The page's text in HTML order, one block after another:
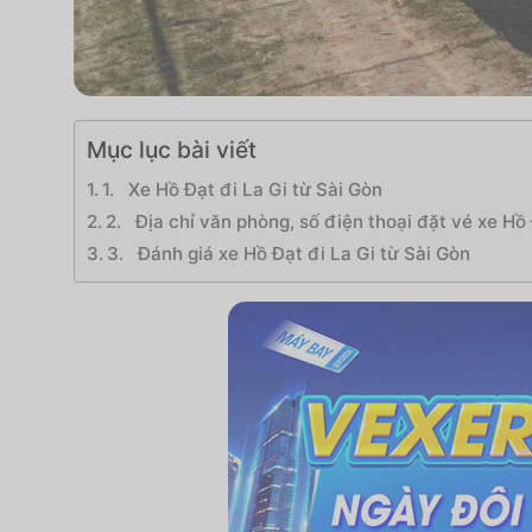
Mục lục bài viết
1. Xe Hồ Đạt đi La Gi từ Sài Gòn
2. Địa chỉ văn phòng, số điện thoại đặt vé xe
3. Đánh giá xe Hồ Đạt đi La Gi từ Sài Gòn